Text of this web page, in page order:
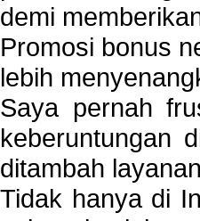
demi
Promosi bonus
lebih
Saya pernah
keberuntungan
ditambah
Tidak hanya di